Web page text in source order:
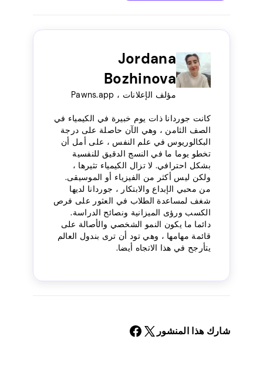
Jordana
Bozhinova
مؤلف الإعلانات ، Pawns.app
كانت جوردانا ذات يوم خبيرة في الكيمياء في
الصف الثامن ، وهي الآن حاصلة على درجة
البكالوريوس في علم النفس ، على أمل أن
تخطو يوما ما في النسج الدقيق للنفسية
بشكل احترافي. لا تزال الكيمياء تثيرها ،
ولكن ليس أكثر من الفيزياء أو الموسيقى.
من محبي الإبداع والابتكار ، جوردانا لديها
شغف لمساعدة الطلاب في العثور على فرص
الكسب ورؤى الميزانية ونصائح الدراسة.
دائما ما يكون النمو الشخصي والأصالة على
قائمة مهامها ، وهي تود أن ترى بندول العالم
يتأرجح في هذا الاتجاه أيضا.
شارك هذا المنشور